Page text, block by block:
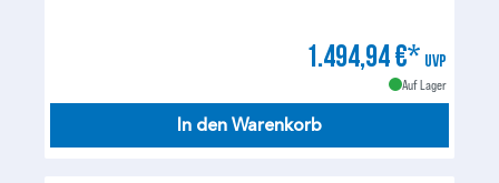
1.494,94 €* UVP
Auf Lager
In den Warenkorb